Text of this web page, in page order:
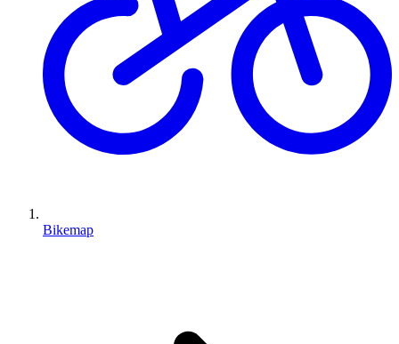
Bikemap